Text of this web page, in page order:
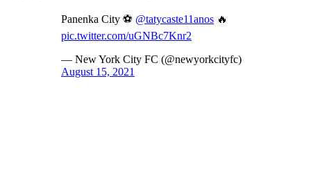
Panenka City ⚽️ @tatycaste11anos 🔥
pic.twitter.com/uGNBc7Knr2
— New York City FC (@newyorkcityfc)
August 15, 2021